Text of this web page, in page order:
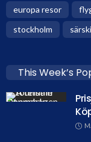
europa resor
stockholm
This Week’s